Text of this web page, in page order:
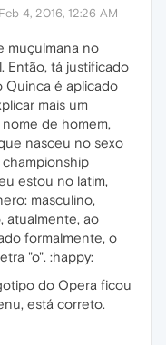
Feb 4, 2016, 12:26 AM
muçulmana no
Então, tá justificado
Quinca é aplicado
mais um
de homem,
nasceu no sexo
championship
estou no latim,
masculino,
atualmente, ao
formalmente, o
"o". :happy:
do Opera ficou
está correto.